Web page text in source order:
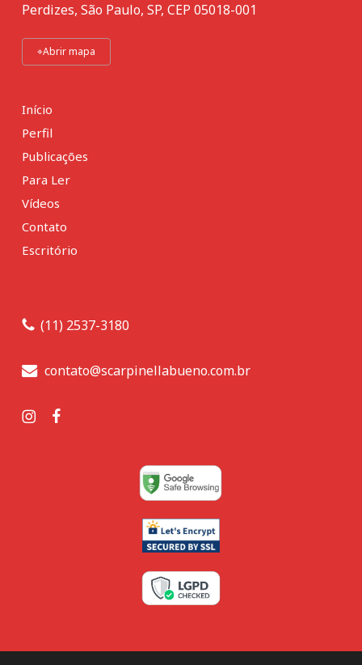
Perdizes, São Paulo, SP, CEP 05018-001
⌖Abrir mapa
Início
Perfil
Publicações
Para Ler
Vídeos
Contato
Escritório
(11) 2537-3180
contato@scarpinellabueno.com.br